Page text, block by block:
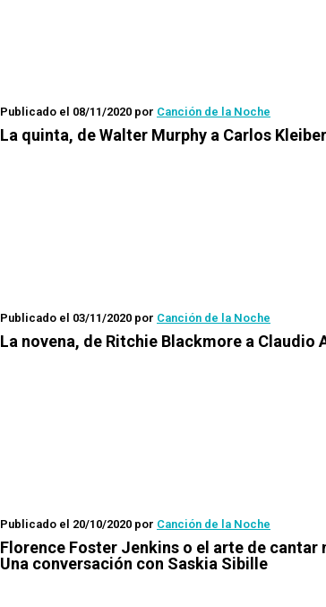
Publicado el 08/11/2020 por Canción de la Noche
La quinta, de Walter Murphy a Carlos Kleiber
Publicado el 03/11/2020 por Canción de la Noche
La novena, de Ritchie Blackmore a Claudio
Publicado el 20/10/2020 por Canción de la Noche
Florence Foster Jenkins o el arte de cantar
Una conversación con Saskia Sibille